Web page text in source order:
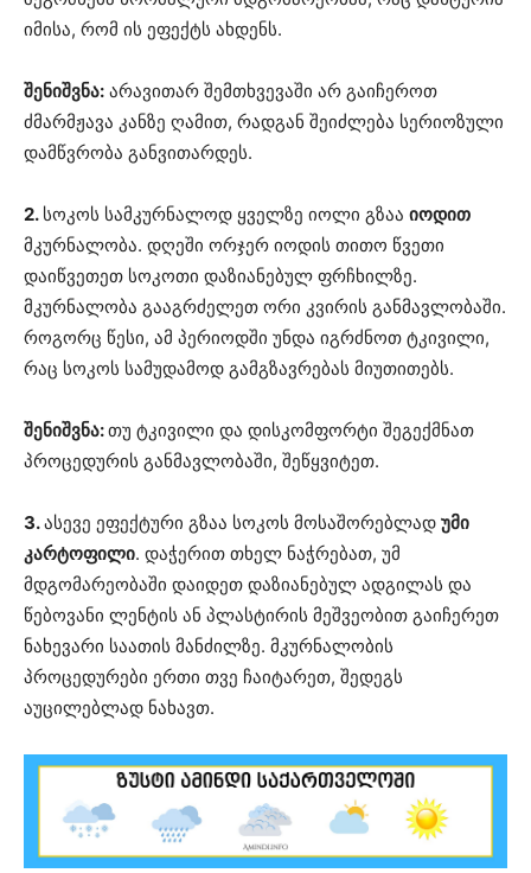
იმისა, რომ ის ეფექტს ახდენს.
შენიშვნა: არავითარ შემთხვევაში არ გაიჩეროთ
ძმარმჟავა კანზე ღამით, რადგან შეიძლება სერიოზული
დამწვრობა განვითარდეს.
2. სოკოს სამკურნალოდ ყველზე იოლი გზაა იოდით
მკურნალობა. დღეში ორჯერ იოდის თითო წვეთი
დაიწვეთეთ სოკოთი დაზიანებულ ფრჩხილზე.
მკურნალობა გააგრძელეთ ორი კვირის განმავლობაში.
როგორც წესი, ამ პერიოდში უნდა იგრძნოთ ტკივილი,
რაც სოკოს სამუდამოდ გამგზავრებას მიუთითებს.
შენიშვნა:თუ ტკივილი და დისკომფორტი შეგექმნათ
პროცედურის განმავლობაში, შეწყვიტეთ.
3.ასევე ეფექტური გზაა სოკოს მოსაშორებლად უმი
კარტოფილი. დაჭერით თხელ ნაჭრებათ, უმ
მდგომარეობაში დაიდეთ დაზიანებულ ადგილას და
წებოვანი ლენტის ან პლასტირის მეშვეობით გაიჩერეთ
ნახევარი საათის მანძილზე. მკურნალობის
პროცედურები ერთი თვე ჩაიტარეთ, შედეგს
აუცილებლად ნახავთ.